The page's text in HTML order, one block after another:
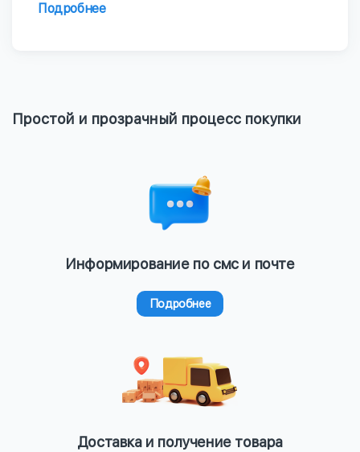
Подробнее
Простой и прозрачный процесс покупки
Информирование по смс и почте
Подробнее
Доставка и получение товара